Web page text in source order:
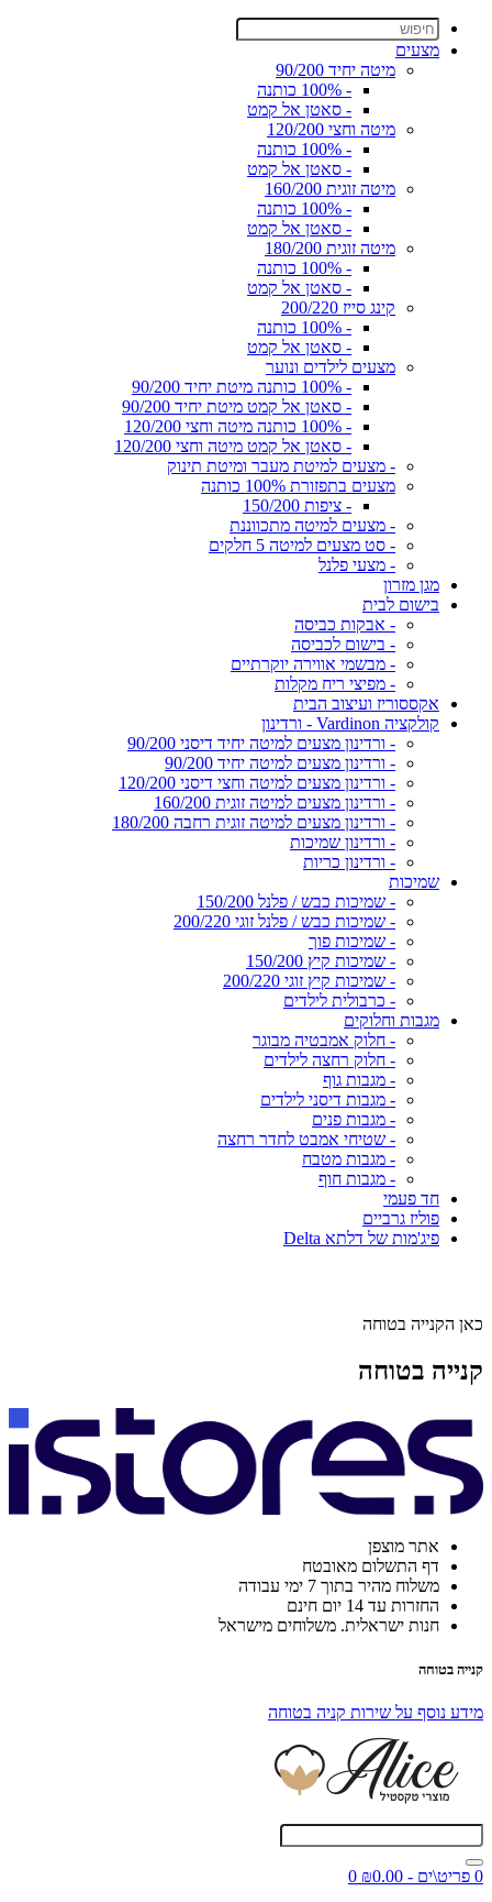
מצעים
מיטה יחיד 90/200
- 100% כותנה
- סאטן אל קמט
מיטה וחצי 120/200
- 100% כותנה
- סאטן אל קמט
מיטה זוגית 160/200
- 100% כותנה
- סאטן אל קמט
מיטה זוגית 180/200
- 100% כותנה
- סאטן אל קמט
קינג סייז 200/220
- 100% כותנה
- סאטן אל קמט
מצעים לילדים ונוער
- 100% כותנה מיטת יחיד 90/200
- סאטן אל קמט מיטת יחיד 90/200
- 100% כותנה מיטה וחצי 120/200
- סאטן אל קמט מיטה וחצי 120/200
- מצעים למיטת מעבר ומיטת תינוק
מצעים בתפזורת 100% כותנה
- ציפות 150/200
- מצעים למיטה מתכווננת
- סט מצעים למיטה 5 חלקים
- מצעי פלנל
מגן מזרון
בישום לבית
- אבקות כביסה
- בישום לכביסה
- מבשמי אווירה יוקרתיים
- מפיצי ריח מקלות
אקססוריז ועיצוב הבית
קולקציה Vardinon - ורדינון
- ורדינון מצעים למיטה יחיד דיסני 90/200
- ורדינון מצעים למיטה יחיד 90/200
- ורדינון מצעים למיטה וחצי דיסני 120/200
- ורדינון מצעים למיטה זוגית 160/200
- ורדינון מצעים למיטה זוגית רחבה 180/200
- ורדינון שמיכות
- ורדינון כריות
שמיכות
- שמיכות כבש / פלנל 150/200
- שמיכות כבש / פלנל זוגי 200/220
- שמיכות פוך
- שמיכות קיץ 150/200
- שמיכות קיץ זוגי 200/220
- כרבולית לילדים
מגבות וחלוקים
- חלוק אמבטיה מבוגר
- חלוק רחצה לילדים
- מגבות גוף
- מגבות דיסני לילדים
- מגבות פנים
- שטיחי אמבט לחדר רחצה
- מגבות מטבח
- מגבות חוף
חד פעמי
פוליז גרביים
פיג'מות של דלתא Delta
כאן הקנייה בטוחה
קנייה בטוחה
אתר מוצפן
דף התשלום מאובטח
משלוח מהיר בתוך 7 ימי עבודה
החזרות עד 14 יום חינם
חנות ישראלית. משלוחים מישראל
קנייה בטוחה
מידע נוסף על שירות קניה בטוחה
0 פריט\ים - ₪0.00
0